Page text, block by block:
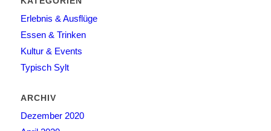
Erlebnis & Ausflüge
Essen & Trinken
Kultur & Events
Typisch Sylt
ARCHIV
Dezember 2020